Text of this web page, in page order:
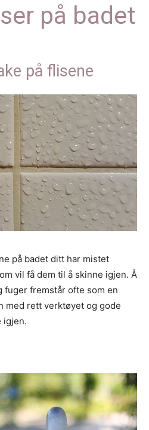
på badet
på flisene
på badet ditt har mistet
vil få dem til å skinne igjen. Å
fuger fremstår ofte som en
med rett verktøyet og gode
igjen.